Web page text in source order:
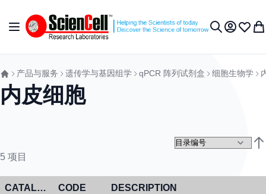
切换导航 我的账户
收藏夹
我
产品与服务 遗传学与基因组学 qPCR 阵列试剂盒 细胞生物学
内皮细胞
5 项目
CATALOG NO CODE DESCRIPTION